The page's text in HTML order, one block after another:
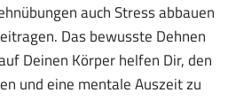
auch Stress abbauen
Das bewusste Dehnen
Deinen Körper helfen Dir, den
und eine mentale Auszeit zu